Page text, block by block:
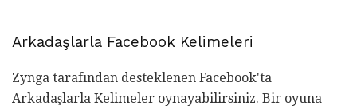
Arkadaşlarla Facebook Kelimeleri
Zynga tarafından desteklenen Facebook'ta
Arkadaşlarla Kelimeler oynayabilirsiniz. Bir oyuna